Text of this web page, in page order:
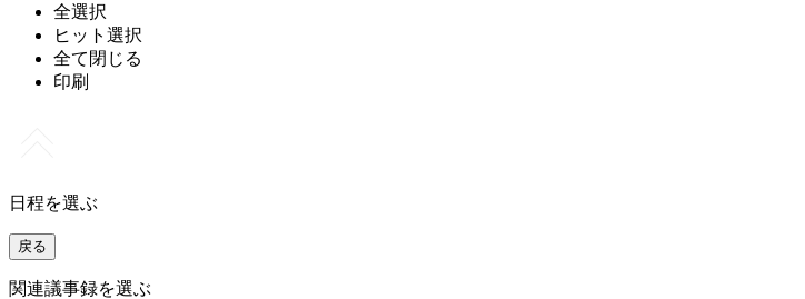
全選択
ヒット選択
全て閉じる
印刷
日程を選ぶ
戻る
関連議事録を選ぶ